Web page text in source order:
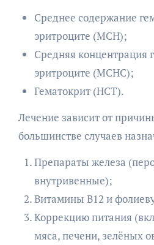
Среднее содержание
эритроците (MCH);
Средняя концентрация
эритроците (MCHC);
Гематокрит (HCT).
Лечение зависит от
большинстве случаев
Препараты железа
внутривенные);
Витамины B12 и
Коррекцию питания
мяса, печени, зелёных